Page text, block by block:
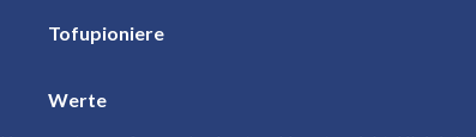
Tofupioniere
Werte